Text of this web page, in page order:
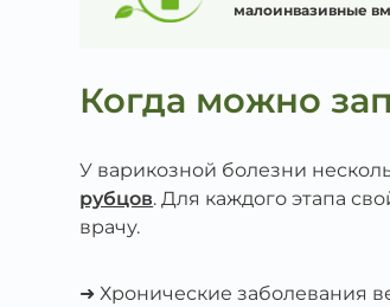
малоинвазивные
Когда можно
У варикозной болезни
рубцов. Для каждого этапа
врачу.
➜ Хронические заболевания